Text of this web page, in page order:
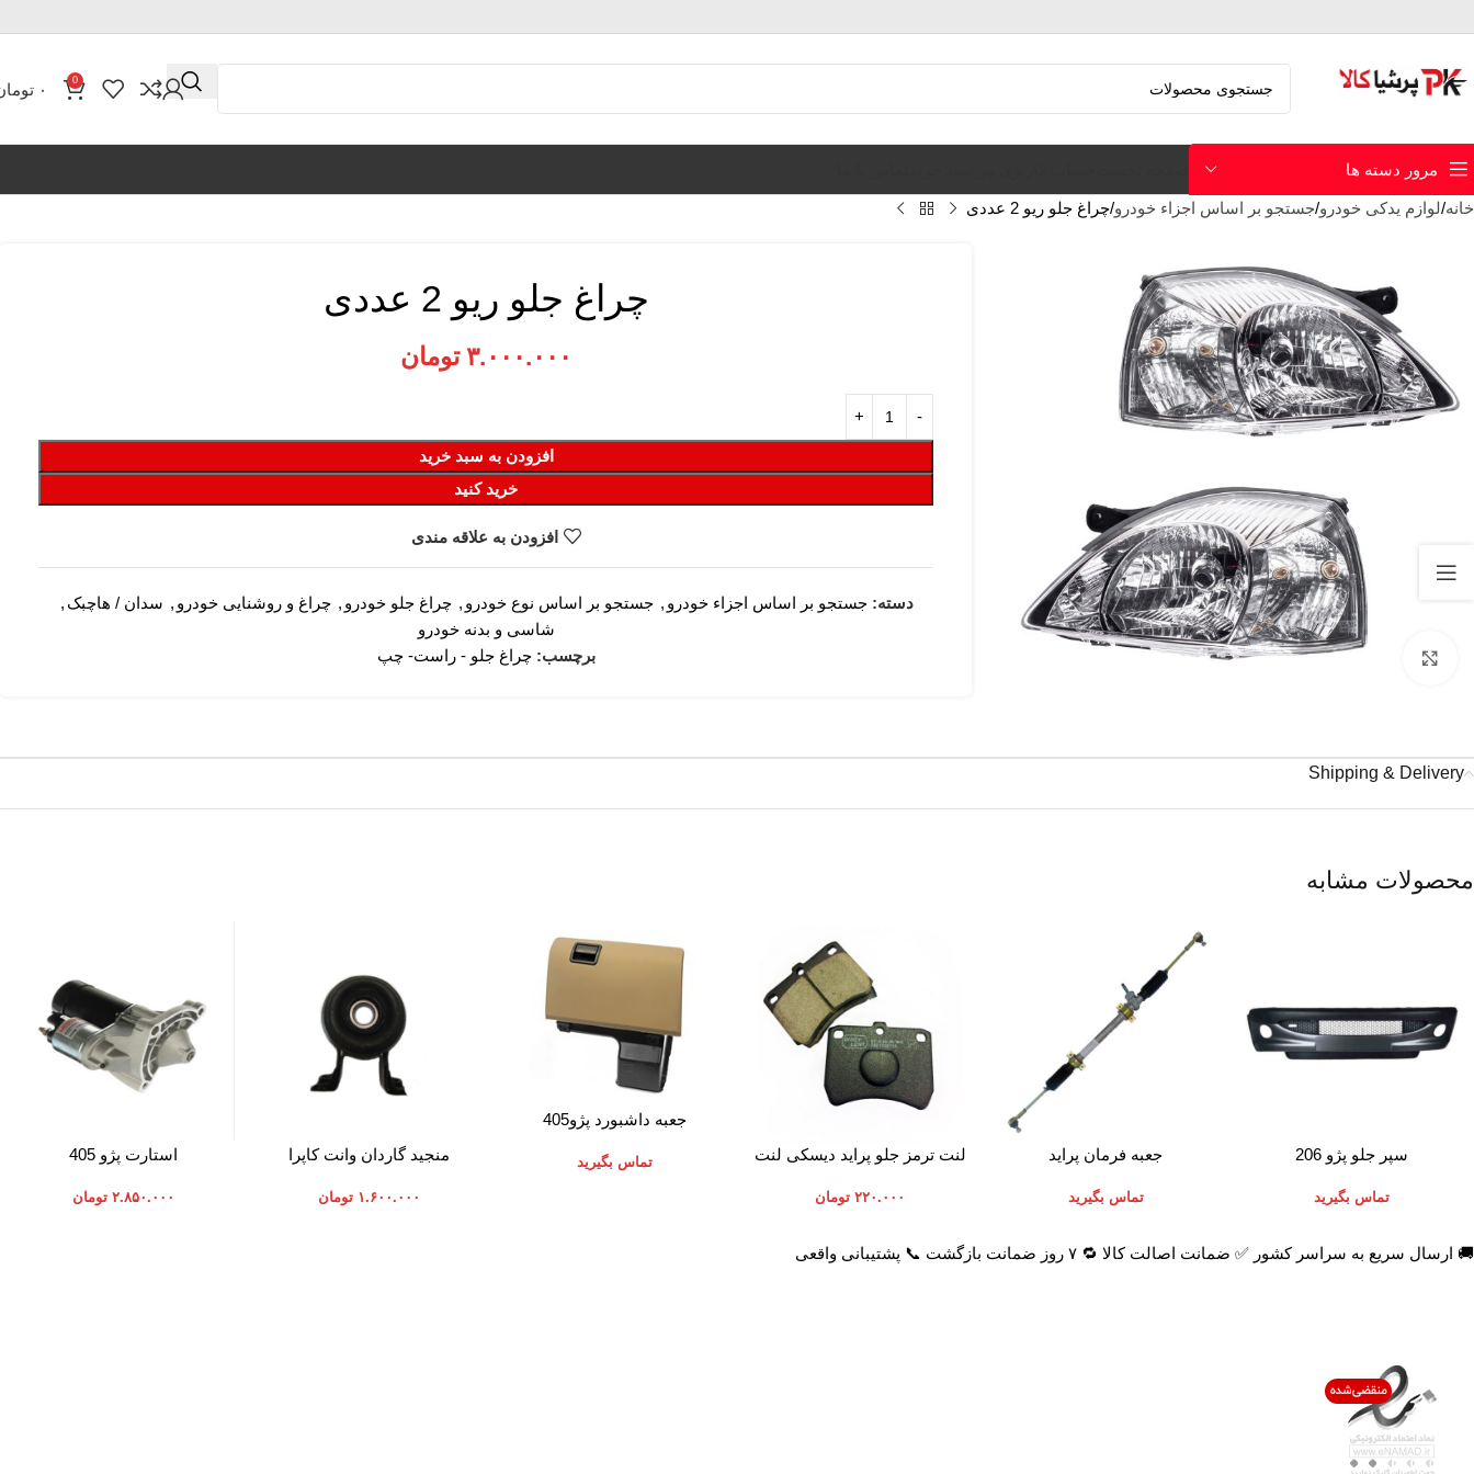
0 ۰
مرور دسته ها
خانه لوازم یدکی خودرو جستجو بر اساس اجزاء خودرو چراغ جلو ریو 2 عددی
برای بزرگنمایی کلیک کنید
چراغ جلو ریو 2 عددی
۳.۰۰۰.۰۰۰ تومان
افزودن به سبد خرید
خرید کنید
افزودن به علاقه مندی
دسته: جستجو بر اساس اجزاء خودرو , جستجو بر اساس نوع خودرو , چراغ جلو خودرو , چراغ و روشنایی خودرو , سدان / هاچبک ,
شاسی و بدنه خودرو
برچسب: چراغ جلو - راست- چپ
Shipping & Delivery
محصولات مشابه
اطلاعات بیشترسپر جلو پژو 206
تماس بگیرید
اطلاعات بیشترجعبه فرمان پراید
تماس بگیرید
افزودن به سبد خرید
لنت ترمز جلو پراید دیسکی لنت
۲۲۰.۰۰۰ تومان
اطلاعات بیشتر
جعبه داشبورد پژو405
تماس بگیرید
افزودن به سبد خرید
منجید گاردان وانت کاپرا
۱.۶۰۰.۰۰۰ تومان
افزودن به سبد خرید
استارت پژو 405
۲.۸۵۰.۰۰۰ تومان
🚚 ارسال سریع به سراسر کشور ✅ ضمانت اصالت کالا 🔁 ۷ روز ضمانت بازگشت 📞 پشتیبانی واقعی